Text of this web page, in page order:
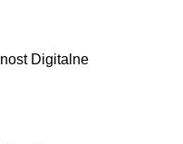
Digitalne